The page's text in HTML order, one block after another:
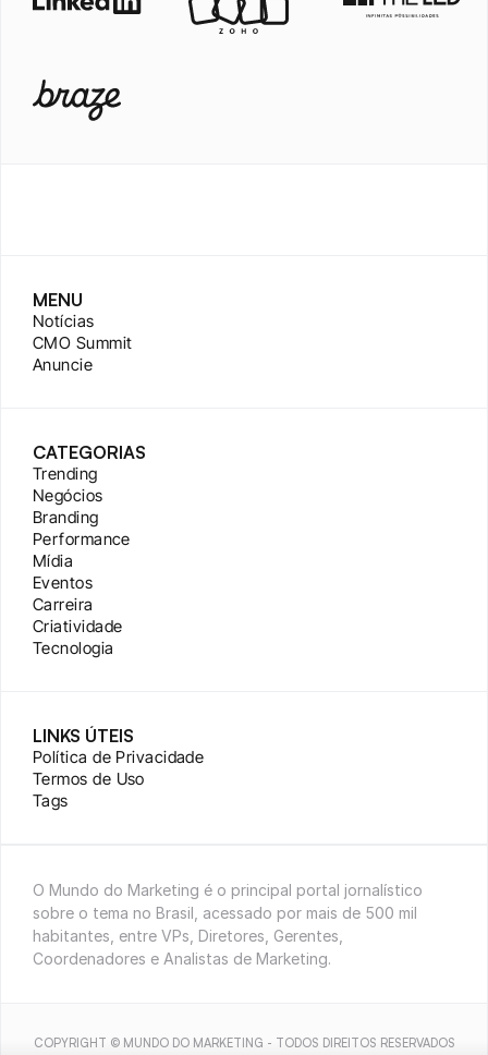
MENU
Notícias
CMO Summit
Anuncie
CATEGORIAS
Trending
Negócios
Branding
Performance
Mídia
Eventos
Carreira
Criatividade
Tecnologia
LINKS ÚTEIS
Política de Privacidade
Termos de Uso
Tags
O Mundo do Marketing é o principal portal jornalístico
sobre o tema no Brasil, acessado por mais de 500 mil
habitantes, entre VPs, Diretores, Gerentes,
Coordenadores e Analistas de Marketing.
COPYRIGHT © MUNDO DO MARKETING - TODOS DIREITOS RESERVADOS